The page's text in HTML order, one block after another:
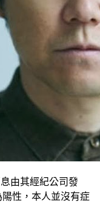
由其經紀公司發
性，本人並沒有症